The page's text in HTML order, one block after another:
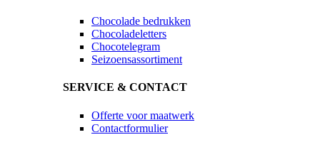
Chocolade bedrukken
Chocoladeletters
Chocotelegram
Seizoensassortiment
SERVICE & CONTACT
Offerte voor maatwerk
Contactformulier